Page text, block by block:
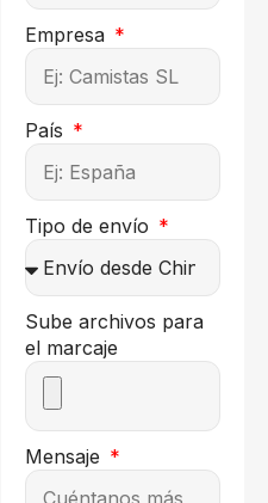
Empresa
País
Tipo de envío
Sube archivos para
el marcaje
Mensaje